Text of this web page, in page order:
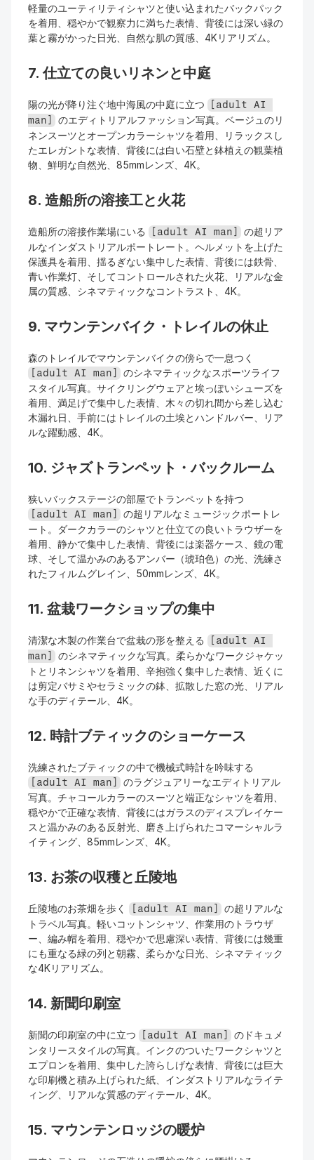
軽量のユーティリティシャツと使い込まれたバックパック
を着用、穏やかで観察力に満ちた表情、背後には深い緑の
葉と霧がかった日光、自然な肌の質感、4Kリアリズム。
7. 仕立ての良いリネンと中庭
陽の光が降り注ぐ地中海風の中庭に立つ
[adult AI
man] のエディトリアルファッション写真。ベージュのリ
ネンスーツとオープンカラーシャツを着用、リラックスし
たエレガントな表情、背後には白い石壁と鉢植えの観葉植
物、鮮明な自然光、85mmレンズ、4K。
8. 造船所の溶接工と火花
造船所の溶接作業場にいる [adult AI man] の超リア
ルなインダストリアルポートレート。ヘルメットを上げた
保護具を着用、揺るぎない集中した表情、背後には鉄骨、
青い作業灯、そしてコントロールされた火花、リアルな金
属の質感、シネマティックなコントラスト、4K。
9. マウンテンバイク・トレイルの休止
[adult AI man] のシネマティックなスポーツライフ
スタイル写真。サイクリングウェアと埃っぽいシューズを
着用、満足げで集中した表情、木々の切れ間から差し込む
木漏れ日、手前にはトレイルの土埃とハンドルバー、リア
ルな躍動感、4K。
10. ジャズトランペット・バックルーム
[adult AI man] の超リアルなミュージックポートレ
ート。ダークカラーのシャツと仕立ての良いトラウザーを
着用、静かで集中した表情、背後には楽器ケース、鏡の電
球、そして温かみのあるアンバー（琥珀色）の光、洗練さ
れたフィルムグレイン、50mmレンズ、4K。
11. 盆栽ワークショップの集中
清潔な木製の作業台で盆栽の形を整える
[adult AI
man] のシネマティックな写真。柔らかなワークジャケッ
トとリネンシャツを着用、辛抱強く集中した表情、近くに
は剪定バサミやセラミックの鉢、拡散した窓の光、リアル
な手のディテール、4K。
12. 時計ブティックのショーケース
[adult AI man] のラグジュアリーなエディトリアル
写真。チャコールカラーのスーツと端正なシャツを着用、
穏やかで正確な表情、背後にはガラスのディスプレイケー
スと温かみのある反射光、磨き上げられたコマーシャルラ
イティング、85mmレンズ、4K。
13. お茶の収穫と丘陵地
丘陵地のお茶畑を歩く [adult AI man] の超リアルな
トラベル写真。軽いコットンシャツ、作業用のトラウザ
ー、編み帽を着用、穏やかで思慮深い表情、背後には幾重
にも重なる緑の列と朝霧、柔らかな日光、シネマティック
な4Kリアリズム。
14. 新聞印刷室
新聞の印刷室の中に立つ [adult AI man] のドキュメ
ンタリースタイルの写真。インクのついたワークシャツと
エプロンを着用、集中した誇らしげな表情、背後には巨大
な印刷機と積み上げられた紙、インダストリアルなライテ
ィング、リアルな質感のディテール、4K。
15. マウンテンロッジの暖炉